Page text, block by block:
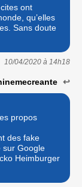
ont
qu’elles
Sans doute
10/04/2020 à 14h18
↩
propos
des fake
sur Google
Heimburger